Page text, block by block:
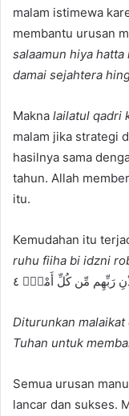
malam istimewa
membantu urusan
salaamun hiya hatta
damai sejahtera
Makna lailatul qadri
malam jika strategi
hasilnya sama
tahun. Allah
itu.
Kemudahan itu
ruhu fiiha bi idzni
رَبِّهِم مِّن كُلِّ أَمْرٍۢ ٤
Diturunkan
Tuhan untuk
Semua urusan
lancar dan sukses.